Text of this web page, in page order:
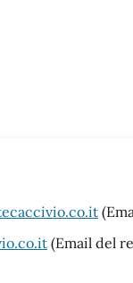
(Email del